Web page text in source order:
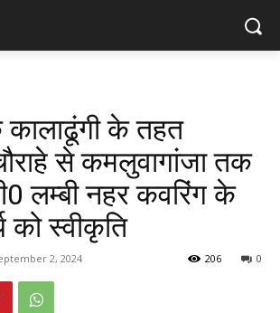
कालाढूंगी के तहत
से कमलुवागांजा तक
लम्बी नहर कवरिंग के
को स्वीकृति
2, 2024 0
206